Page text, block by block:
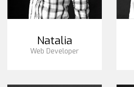
Natalia
Web Developer